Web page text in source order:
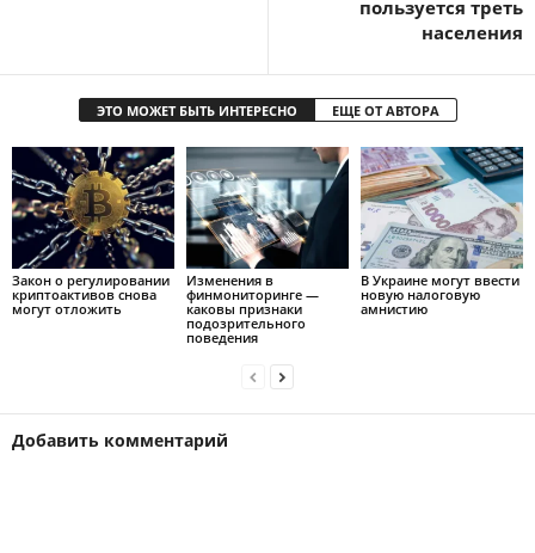
пользуется треть
населения
ЭТО МОЖЕТ БЫТЬ ИНТЕРЕСНО ЕЩЕ ОТ АВТОРА
Закон о регулировании
криптоактивов снова
могут отложить
Изменения в
финмониторинге —
каковы признаки
подозрительного
поведения
В Украине могут ввести
новую налоговую
амнистию
Добавить комментарий